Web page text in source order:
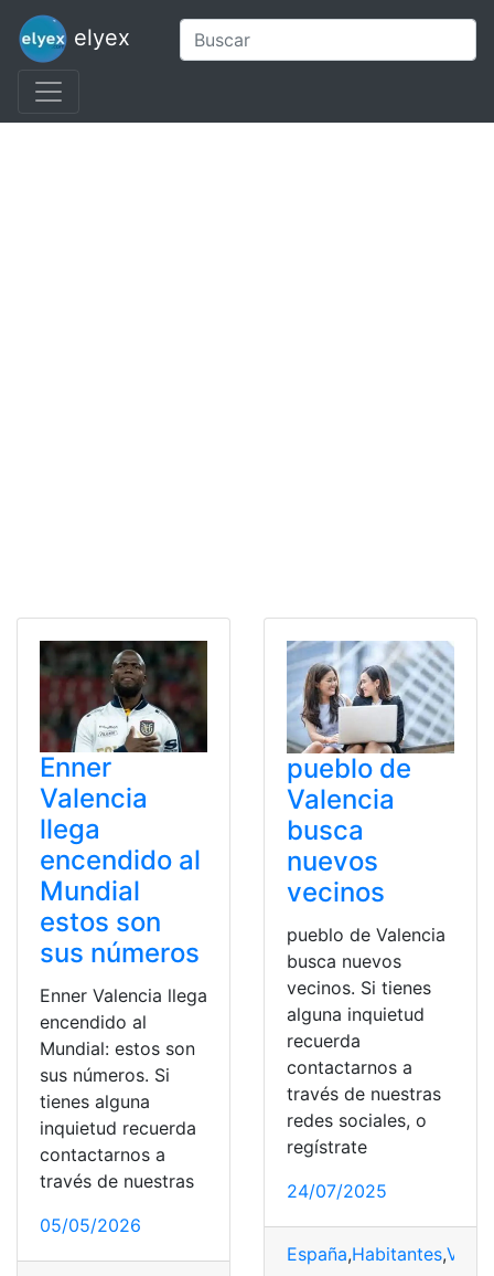
elyex
Enner
Valencia
llega
encendido al
Mundial
estos son
sus números
Enner Valencia llega
encendido al
Mundial: estos son
sus números. Si
tienes alguna
inquietud recuerda
contactarnos a
través de nuestras
05/05/2026
pueblo de
Valencia
busca
nuevos
vecinos
pueblo de Valencia
busca nuevos
vecinos. Si tienes
alguna inquietud
recuerda
contactarnos a
través de nuestras
redes sociales, o
regístrate
24/07/2025
España,Habitantes,